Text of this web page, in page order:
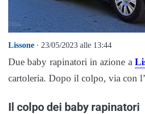
Lissone · 23/05/2023 alle 13:44
Due baby rapinatori in azione a
cartoleria. Dopo il colpo, via con
Il colpo dei baby rapinatori